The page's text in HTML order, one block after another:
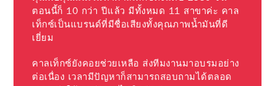
ตอนนี้ก็ 10 กว่า ปีแล้ว มีทั้งหมด 11 สาขาค่ะ คาล
เท็กซ์เป็นแบรนด์ที่มีชื่อเสียงทั้งคุณภาพน้ำมันที่ดี
เยี่ยม
คาลเท็กซ์ยังคอยช่วยเหลือ ส่งทีมงานมาอบรมอย่าง
ต่อเนื่อง เวลามีปัญหาก็สามารถสอบถามได้ตลอด